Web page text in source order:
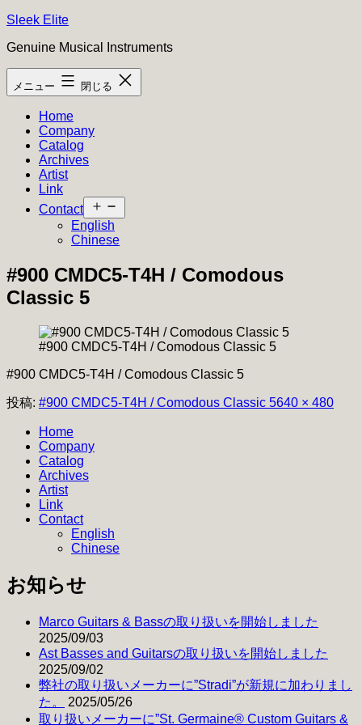
コ
テ
ン
ツ
Sleek Elite
Genuine Musical Instruments
メニュー 閉じる
Home
Company
Catalog
Archives
Artist
Link
Contact
ニ
ー
開
English
Chinese
#900 CMDC5-T4H / Comodous
Classic 5
#900 CMDC5-T4H / Comodous Classic 5
#900 CMDC5-T4H / Comodous Classic 5
投稿: #900 CMDC5-T4H / Comodous Classic 5フ
640 × 480
Home
Company
Catalog
Archives
Artist
Link
Contact
English
Chinese
お知らせ
Marco Guitars & Bassの取り扱いを開始しました
2025/09/03
Ast Basses and Guitarsの取り扱いを開始しました
2025/09/02
弊社の取り扱いメーカーに”Stradi”が新規に加わりまし
た。
2025/05/26
取り扱いメーカーに”St. Germaine® Custom Guitars &